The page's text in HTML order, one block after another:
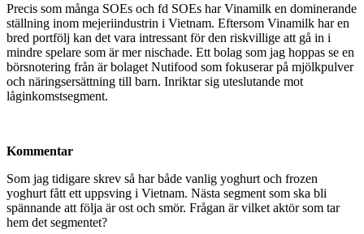
Precis som många SOEs och fd SOEs har Vinamilk en dominerande
ställning inom mejeriindustrin i Vietnam. Eftersom Vinamilk har en
bred portfölj kan det vara intressant för den riskvillige att gå in i
mindre spelare som är mer nischade. Ett bolag som jag hoppas se en
börsnotering från är bolaget Nutifood som fokuserar på mjölkpulver
och näringsersättning till barn. Inriktar sig uteslutande mot
låginkomstsegment.
Kommentar
Som jag tidigare skrev så har både vanlig yoghurt och frozen
yoghurt fått ett uppsving i Vietnam. Nästa segment som ska bli
spännande att följa är ost och smör. Frågan är vilket aktör som tar
hem det segmentet?